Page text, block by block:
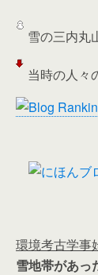
雪の三内丸
当時の人々
環境考古学
雪地帯があっ